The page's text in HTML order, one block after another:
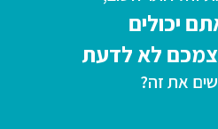
יכולים
לא לדעת
את זה?